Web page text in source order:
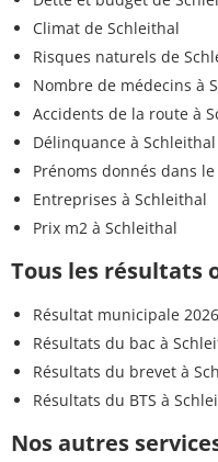
Climat de Schleithal
Risques naturels de
Nombre de médecins à
Accidents de la route à
Délinquance à Schleithal
Prénoms donnés dans le
Entreprises à Schleithal
Prix m2 à Schleithal
Tous les résultats
Résultat municipale
Résultats du bac à
Résultats du brevet à
Résultats du BTS à
Nos autres